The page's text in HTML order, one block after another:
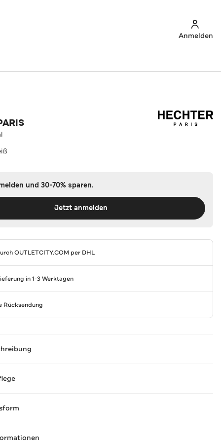
Anmelden
und 30-70% sparen.
Jetzt anmelden
OUTLETCITY.COM per DHL
in 1-3 Werktagen
Rücksendung